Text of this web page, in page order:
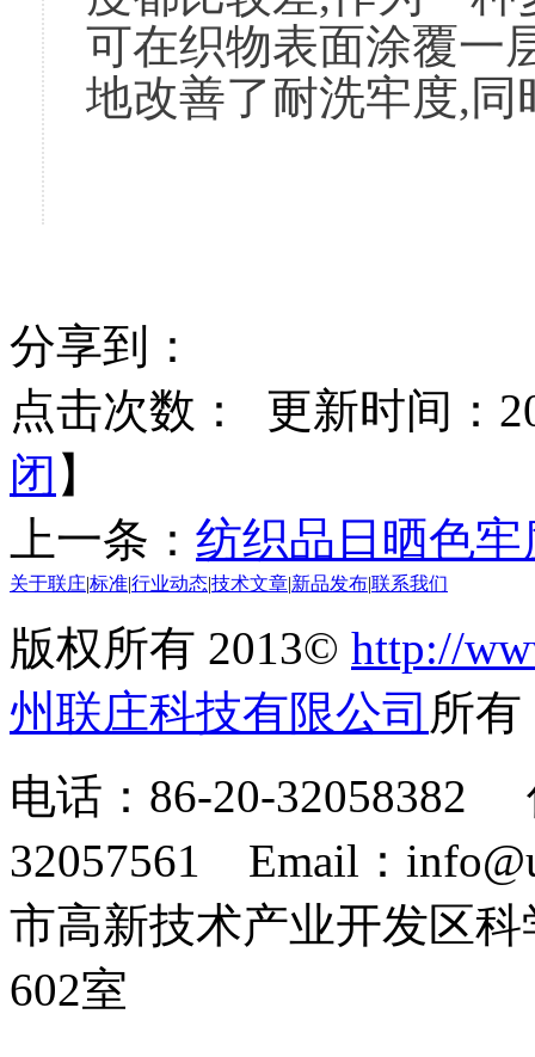
可在织物表面涂覆一
地改善了耐洗牢度,
分享到：
点击次数：
更新时间：
闭 】
上一条： 纺织品日晒色牢
关于联庄标准行业动态技术文章 新品发布联系我们
版权所有 2013© http://
州联庄科技有限公司 所
电话：86-20-32058382
32057561 Email：
市高新技术产业开发区
602室